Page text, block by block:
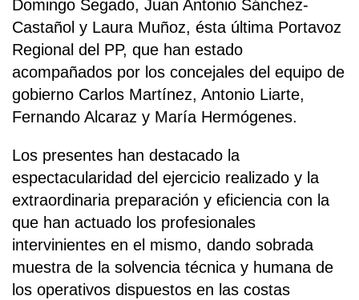
Domingo Segado, Juan Antonio Sánchez-
Castañol y Laura Muñoz, ésta última Portavoz
Regional del PP, que han estado
acompañados por los concejales del equipo de
gobierno Carlos Martínez, Antonio Liarte,
Fernando Alcaraz y María Hermógenes.
Los presentes han destacado la
espectacularidad del ejercicio realizado y la
extraordinaria preparación y eficiencia con la
que han actuado los profesionales
intervinientes en el mismo, dando sobrada
muestra de la solvencia técnica y humana de
los operativos dispuestos en las costas